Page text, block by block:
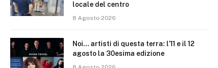
locale del centro
8 Agosto 2026
Noi… artisti di questa terra: l’11 e il 12
agosto la 30esima edizione